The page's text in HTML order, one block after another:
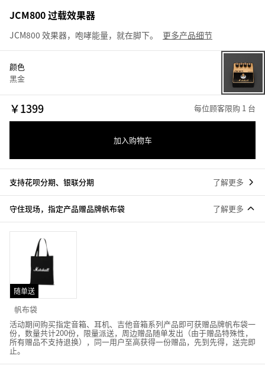
JCM800 过载效果器
JCM800 效果器，咆哮能量，就在脚下。 更多产品细节
颜色
黑金
￥1399 每位顾客限购 1 台
加入购物车
支持花呗分期、银联分期 了解更多
守住现场，指定产品赠品牌帆布袋 了解更多
随单送
帆布袋
活动期间购买指定音箱、耳机、吉他音箱系列产品即可获赠品牌帆布袋一
份，数量共计200份，限量派送，周边赠品随单发出（由于赠品特殊性，
所有赠品不支持退换），同一用户至高获得一份赠品，先到先得，送完即
止。